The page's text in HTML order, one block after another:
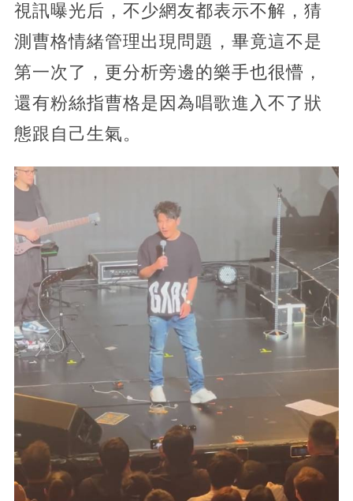
視訊曝光后，不少網友都表示不解，猜
測曹格情緒管理出現問題，畢竟這不是
第一次了，更分析旁邊的樂手也很懵，
還有粉絲指曹格是因為唱歌進入不了狀
態跟自己生氣。